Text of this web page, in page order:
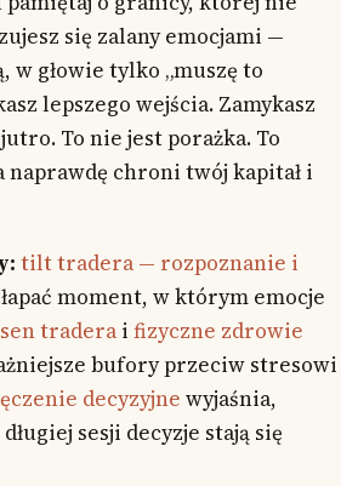
się zalany emocjami —
w głowie tylko „muszę to
lepszego wejścia. Zamykasz
To nie jest porażka. To
naprawdę chroni twój kapitał i
tilt tradera — rozpoznanie i
moment, w którym emocje
sen tradera i fizyczne zdrowie
bufory przeciw stresowi
decyzyjne wyjaśnia,
sesji decyzje stają się